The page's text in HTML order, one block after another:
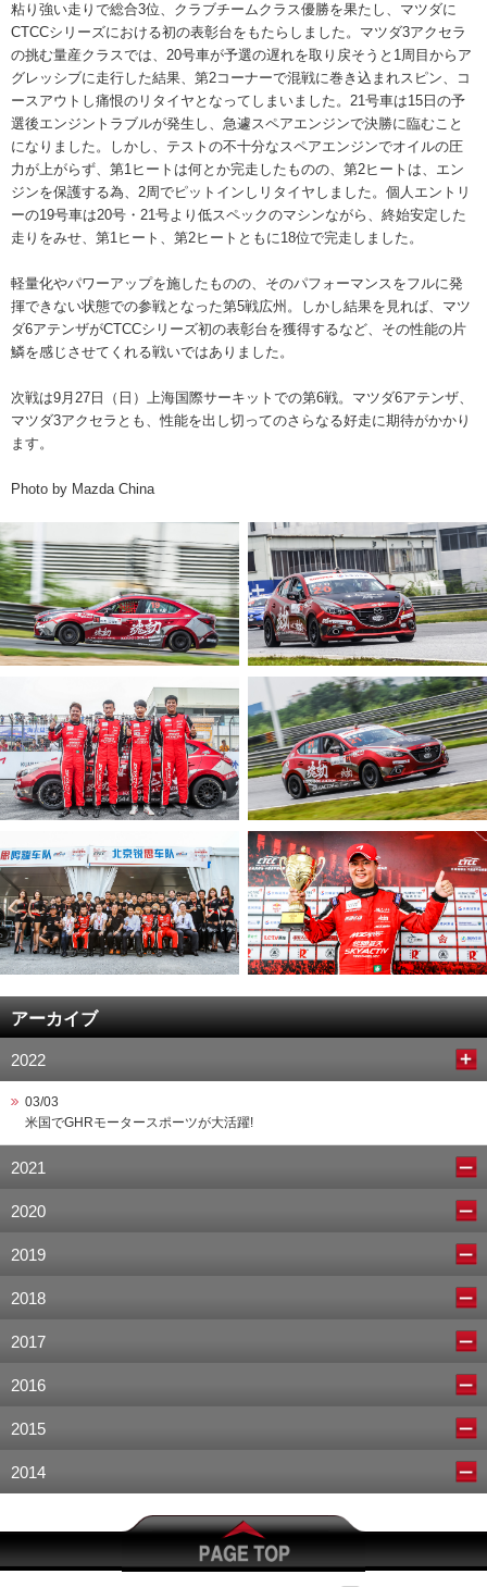
粘り強い走りで総合3位、クラブチームクラス優勝を果たし、マツダに
CTCCシリーズにおける初の表彰台をもたらしました。マツダ3アクセラ
の挑む量産クラスでは、20号車が予選の遅れを取り戻そうと1周目からア
グレッシブに走行した結果、第2コーナーで混戦に巻き込まれスピン、コ
ースアウトし痛恨のリタイヤとなってしまいました。21号車は15日の予
選後エンジントラブルが発生し、急遽スペアエンジンで決勝に臨むこと
になりました。しかし、テストの不十分なスペアエンジンでオイルの圧
力が上がらず、第1ヒートは何とか完走したものの、第2ヒートは、エン
ジンを保護する為、2周でピットインしリタイヤしました。個人エントリ
ーの19号車は20号・21号より低スペックのマシンながら、終始安定した
走りをみせ、第1ヒート、第2ヒートともに18位で完走しました。
軽量化やパワーアップを施したものの、そのパフォーマンスをフルに発
揮できない状態での参戦となった第5戦広州。しかし結果を見れば、マツ
ダ6アテンザがCTCCシリーズ初の表彰台を獲得するなど、その性能の片
鱗を感じさせてくれる戦いではありました。
次戦は9月27日（日）上海国際サーキットでの第6戦。マツダ6アテンザ、
マツダ3アクセラとも、性能を出し切ってのさらなる好走に期待がかかり
ます。
Photo by Mazda China
アーカイブ
2022
03/03
米国でGHRモータースポーツが大活躍!
2021
2020
2019
2018
2017
2016
2015
2014